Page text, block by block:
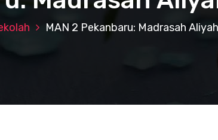
MAN 2 Pekanbaru: Madrasah